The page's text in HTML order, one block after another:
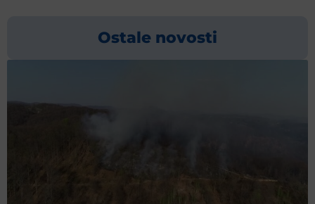
Ostale novosti